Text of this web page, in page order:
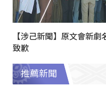
【涉己新聞】原文會新
致歉
推薦新聞